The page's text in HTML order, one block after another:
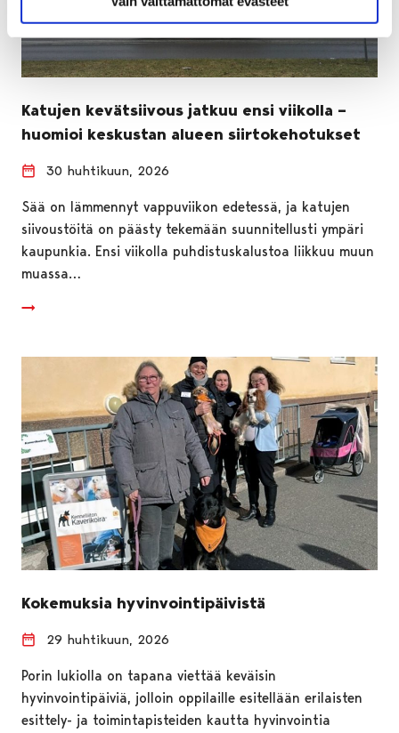
Katujen kevätsiivous jatkuu ensi viikolla –
huomioi keskustan alueen siirtokehotukset
30 huhtikuun, 2026
Sää on lämmennyt vappuviikon edetessä, ja katujen
siivoustöitä on päästy tekemään suunnitellusti ympäri
kaupunkia. Ensi viikolla puhdistuskalustoa liikkuu muun
muassa…
Kokemuksia hyvinvointipäivistä
29 huhtikuun, 2026
Porin lukiolla on tapana viettää keväisin
hyvinvointipäiviä, jolloin oppilaille esitellään erilaisten
esittely- ja toimintapisteiden kautta hyvinvointia